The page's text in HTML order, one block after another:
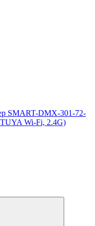
SMART-DMX-301-72-
Wi-Fi, 2.4G)